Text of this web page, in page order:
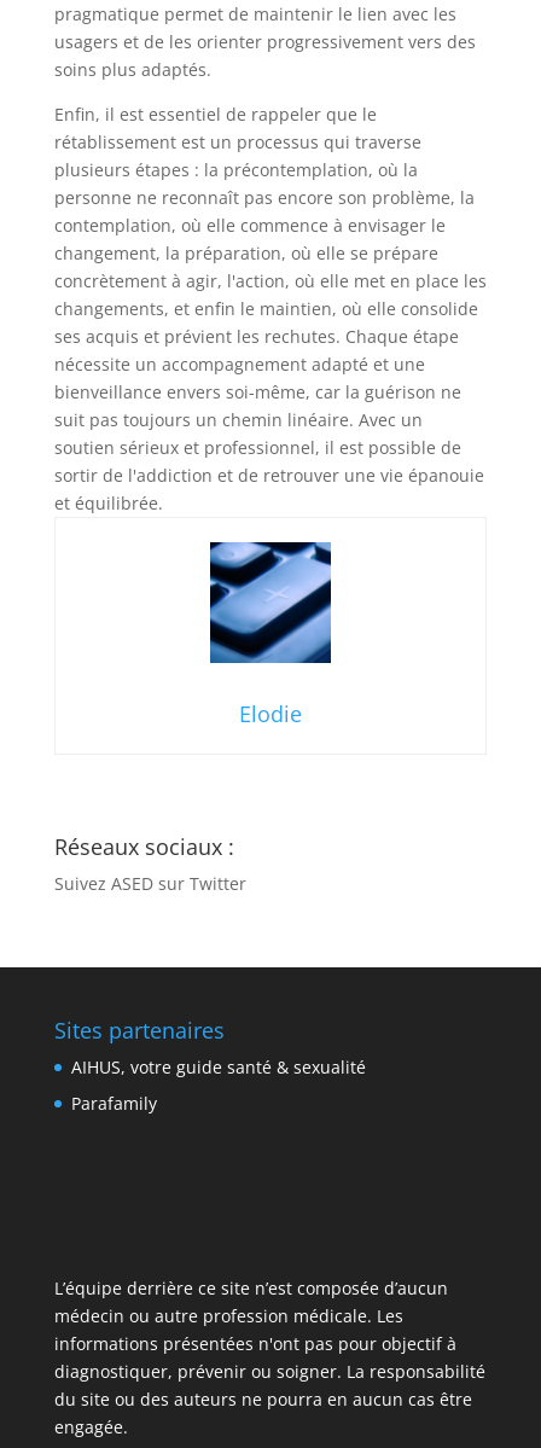
pragmatique permet de maintenir le lien avec les
usagers et de les orienter progressivement vers des
soins plus adaptés.
Enfin, il est essentiel de rappeler que le
rétablissement est un processus qui traverse
plusieurs étapes : la précontemplation, où la
personne ne reconnaît pas encore son problème, la
contemplation, où elle commence à envisager le
changement, la préparation, où elle se prépare
concrètement à agir, l'action, où elle met en place les
changements, et enfin le maintien, où elle consolide
ses acquis et prévient les rechutes. Chaque étape
nécessite un accompagnement adapté et une
bienveillance envers soi-même, car la guérison ne
suit pas toujours un chemin linéaire. Avec un
soutien sérieux et professionnel, il est possible de
sortir de l'addiction et de retrouver une vie épanouie
et équilibrée.
Elodie
Réseaux sociaux :
Suivez ASED sur Twitter
Sites partenaires
AIHUS, votre guide santé & sexualité
Parafamily
L’équipe derrière ce site n’est composée d’aucun
médecin ou autre profession médicale. Les
informations présentées n'ont pas pour objectif à
diagnostiquer, prévenir ou soigner. La responsabilité
du site ou des auteurs ne pourra en aucun cas être
engagée.